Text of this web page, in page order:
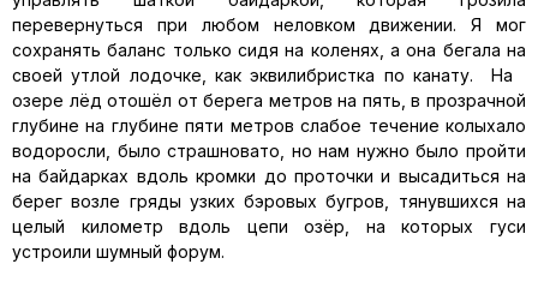
перевернуться при любом неловком движении. Я мог
сохранять баланс только сидя на коленях, а она бегала на
своей утлой лодочке, как эквилибристка по канату. На
озере лёд отошёл от берега метров на пять, в прозрачной
глубине на глубине пяти метров слабое течение колыхало
водоросли, было страшновато, но нам нужно было пройти
на байдарках вдоль кромки до проточки и высадиться на
берег возле гряды узких бэровых бугров, тянувшихся на
целый километр вдоль цепи озёр, на которых гуси
устроили шумный форум.